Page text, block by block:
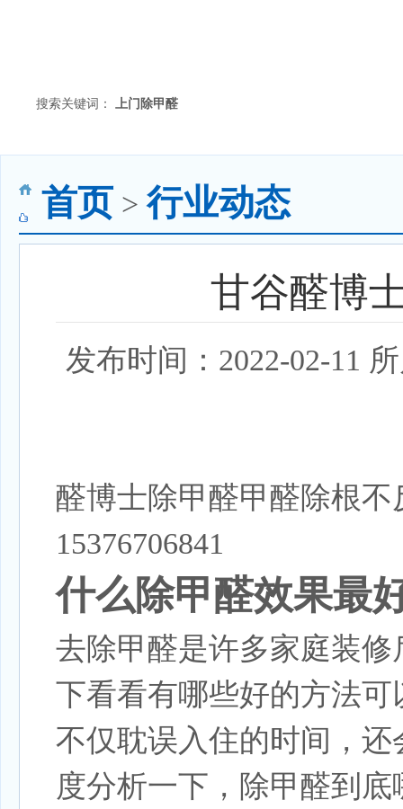
搜索关键词： 上门除甲醛
首页 >行业动态
甘谷醛博
发布时间：2022-02-11
醛博士除甲醛甲醛除根
15376706841
什么除甲醛效果最
去除甲醛是许多家庭装
下看看有哪些好的方法
不仅耽误入住的时间，还
度分析一下，除甲醛到